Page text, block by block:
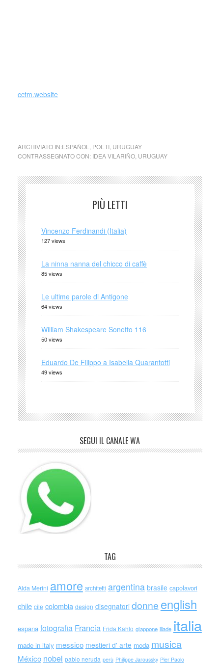
cctm.website
ARCHIVIATO IN:ESPAÑOL POETI, URUGUAY
CONTRASSEGNATO CON: IDEA VILARIÑO, URUGUAY
PIÙ LETTI
Vincenzo Ferdinandi (Italia)
127 views
La ninna nanna del chicco di caffè
85 views
Le ultime parole di Antigone
64 views
William Shakespeare Sonetto 116
50 views
Eduardo De Filippo a Isabella Quarantotti
49 views
SEGUI IL CANALE WA
TAG
Alda Merini amore architetti argentina brasile capolavori
chile cile colombia design disegnatori donne english
espana fotografia Francia Frida Kahlo giappone iliade italia
made in italy messico mestieri d' arte moda musica
México nobel pablo neruda perù Philippe Jaroussky Pier Paolo